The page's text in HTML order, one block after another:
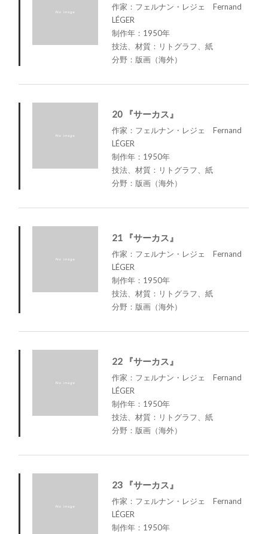
作家：フェルナン・レジェ Fernand
LÉGER
制作年：1950年
技法、材質：リトグラフ、紙
分野：版画（海外）
20 『サーカス』
作家：フェルナン・レジェ Fernand
LÉGER
制作年：1950年
技法、材質：リトグラフ、紙
分野：版画（海外）
21 『サーカス』
作家：フェルナン・レジェ Fernand
LÉGER
制作年：1950年
技法、材質：リトグラフ、紙
分野：版画（海外）
22 『サーカス』
作家：フェルナン・レジェ Fernand
LÉGER
制作年：1950年
技法、材質：リトグラフ、紙
分野：版画（海外）
23 『サーカス』
作家：フェルナン・レジェ Fernand
LÉGER
制作年：1950年